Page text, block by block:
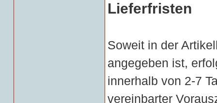
Lieferfristen
Soweit in der
angegeben ist,
innerhalb von 2-7
vereinbarter